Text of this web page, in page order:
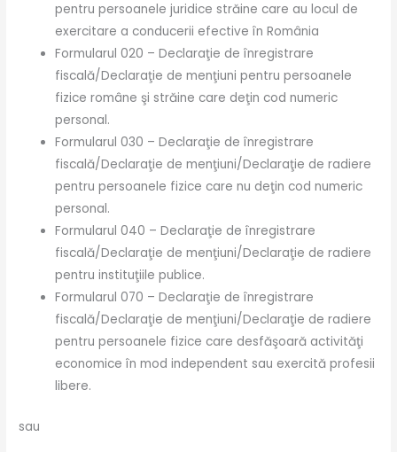
pentru persoanele juridice străine care au locul de
exercitare a conducerii efective în România
Formularul 020 – Declaraţie de înregistrare
fiscală/Declaraţie de menţiuni pentru persoanele
fizice române şi străine care deţin cod numeric
personal.
Formularul 030 – Declaraţie de înregistrare
fiscală/Declaraţie de menţiuni/Declaraţie de radiere
pentru persoanele fizice care nu deţin cod numeric
personal.
Formularul 040 – Declaraţie de înregistrare
fiscală/Declaraţie de menţiuni/Declaraţie de radiere
pentru instituţiile publice.
Formularul 070 – Declaraţie de înregistrare
fiscală/Declaraţie de menţiuni/Declaraţie de radiere
pentru persoanele fizice care desfăşoară activităţi
economice în mod independent sau exercită profesii
libere.
sau